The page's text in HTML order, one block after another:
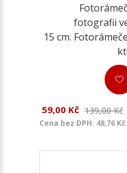
fotografii
15 cm.
59,00 Kč 139,00 Kč
Cena bez DPH: 48,76 Kč